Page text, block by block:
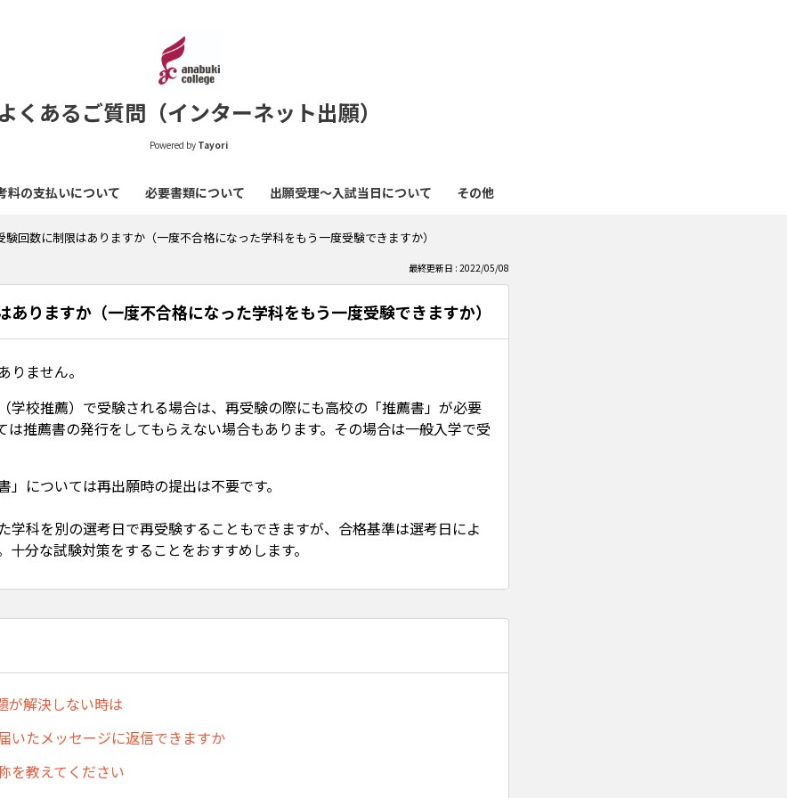
よくあるご質問（インターネット出願）
Powered by Tayori
料の支払いについて 必要書類について 出願受理～入試当日について その他
験回数に制限はありますか（一度不合格になった学科をもう一度受験できますか）
最終更新日 : 2022/05/08
ありますか（一度不合格になった学科をもう一度受験できますか）
りません。
学校推薦）で受験される場合は、再受験の際にも高校の「推薦書」が必要
は推薦書の発行をしてもらえない場合もあります。その場合は一般入学で受
」については再出願時の提出は不要です。
学科を別の選考日で再受験することもできますが、合格基準は選考日によ
十分な試験対策をすることをおすすめします。
が解決しない時は
いたメッセージに返信できますか
を教えてください